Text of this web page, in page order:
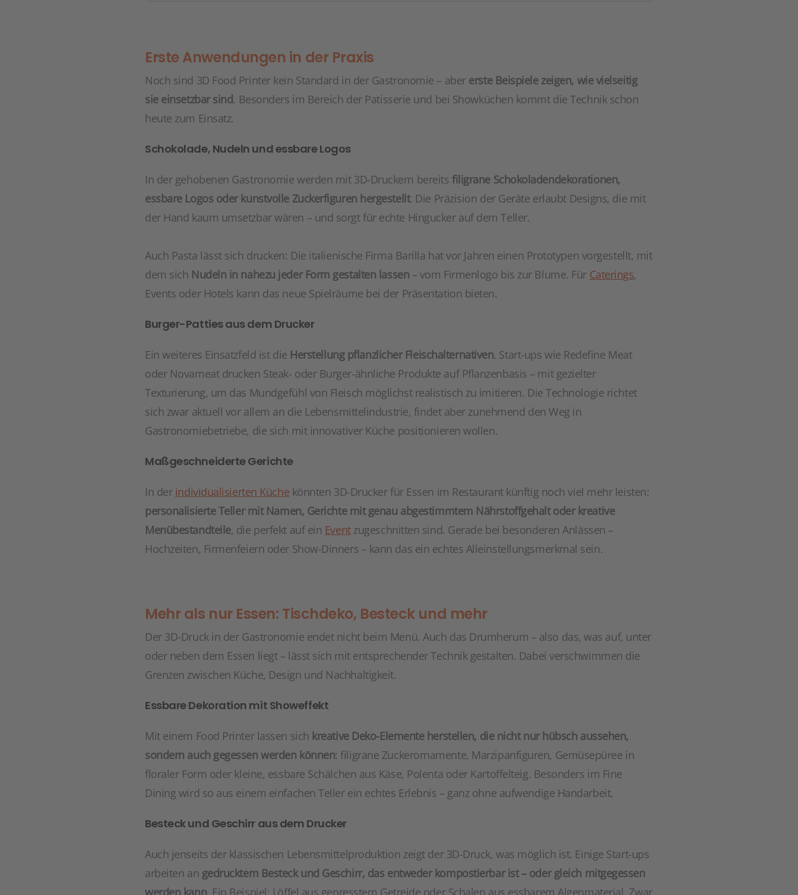
Erste Anwendungen in der Praxis
Noch sind 3D Food Printer kein Standard in der Gastronomie – aber erste Beispiele zeigen, wie vielseitig
sie einsetzbar sind. Besonders im Bereich der Patisserie und bei Showküchen kommt die Technik schon
heute zum Einsatz.
Schokolade, Nudeln und essbare Logos
In der gehobenen Gastronomie werden mit 3D-Druckern bereits filigrane Schokoladendekorationen,
essbare Logos oder kunstvolle Zuckerfiguren hergestellt. Die Präzision der Geräte erlaubt Designs, die mit
der Hand kaum umsetzbar wären – und sorgt für echte Hingucker auf dem Teller.
Auch Pasta lässt sich drucken: Die italienische Firma Barilla hat vor Jahren einen Prototypen vorgestellt, mit
dem sich Nudeln in nahezu jeder Form gestalten lassen – vom Firmenlogo bis zur Blume. Für Caterings,
Events oder Hotels kann das neue Spielräume bei der Präsentation bieten.
Burger-Patties aus dem Drucker
Ein weiteres Einsatzfeld ist die Herstellung pflanzlicher Fleischalternativen. Start-ups wie Redefine Meat
oder Novameat drucken Steak- oder Burger-ähnliche Produkte auf Pflanzenbasis – mit gezielter
Texturierung, um das Mundgefühl von Fleisch möglichst realistisch zu imitieren. Die Technologie richtet
sich zwar aktuell vor allem an die Lebensmittelindustrie, findet aber zunehmend den Weg in
Gastronomiebetriebe, die sich mit innovativer Küche positionieren wollen.
Maßgeschneiderte Gerichte
In der individualisierten Küche könnten 3D-Drucker für Essen im Restaurant künftig noch viel mehr leisten:
personalisierte Teller mit Namen, Gerichte mit genau abgestimmtem Nährstoffgehalt oder kreative
Menübestandteile, die perfekt auf ein Eventzugeschnitten sind. Gerade bei besonderen Anlässen –
Hochzeiten, Firmenfeiern oder Show-Dinners – kann das ein echtes Alleinstellungsmerkmal sein.
Mehr als nur Essen: Tischdeko, Besteck und mehr
Der 3D-Druck in der Gastronomie endet nicht beim Menü. Auch das Drumherum – also das, was auf, unter
oder neben dem Essen liegt – lässt sich mit entsprechender Technik gestalten. Dabei verschwimmen die
Grenzen zwischen Küche, Design und Nachhaltigkeit.
Essbare Dekoration mit Showeffekt
Mit einem Food Printer lassen sich kreative Deko-Elemente herstellen, die nicht nur hübsch aussehen,
sondern auch gegessen werden können: filigrane Zuckerornamente, Marzipanfiguren, Gemüsepüree in
floraler Form oder kleine, essbare Schälchen aus Käse, Polenta oder Kartoffelteig. Besonders im Fine
Dining wird so aus einem einfachen Teller ein echtes Erlebnis – ganz ohne aufwendige Handarbeit.
Besteck und Geschirr aus dem Drucker
Auch jenseits der klassischen Lebensmittelproduktion zeigt der 3D-Druck, was möglich ist. Einige Start-ups
arbeiten an gedrucktem Besteck und Geschirr, das entweder kompostierbar ist – oder gleich mitgegessen
werden kann . Ein Beispiel: Löffel aus gepresstem Getreide oder Schalen aus essbarem Algenmaterial. Zwar